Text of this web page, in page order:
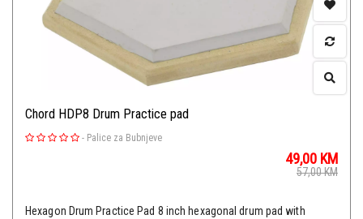
Chord HDP8 Drum Practice pad
- Palice za Bubnjeve
49,00 KM
57,00KM
Hexagon Drum Practice Pad 8 inch hexagonal drum pad with